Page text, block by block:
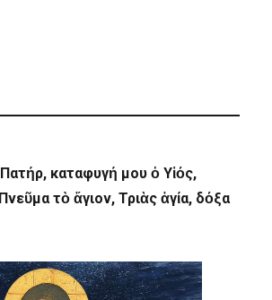
καταφυγή μου ὁ Υἱός,
τὸ ἅγιον, Τριὰς ἁγία, δόξα